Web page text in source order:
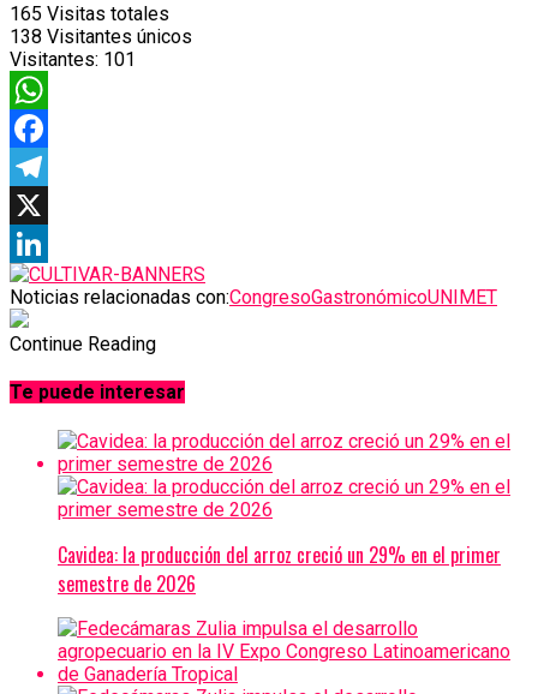
165 Visitas totales
138 Visitantes únicos
Visitantes: 101
WhatsApp
Facebook
Telegram
X
LinkedIn
Noticias relacionadas con:CongresoGastronómicoUNIMET
Continue Reading
Te puede interesar
Cavidea: la producción del arroz creció un 29% en el primer
semestre de 2026